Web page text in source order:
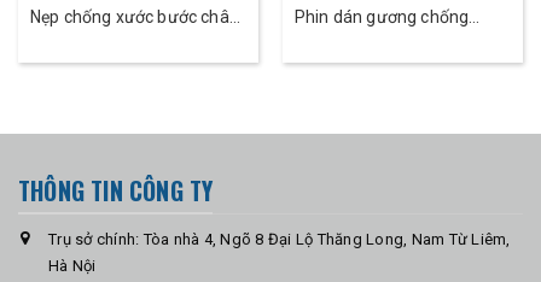
Nẹp chống xước bước chân
Phin dán gương chống
THÔNG TIN CÔNG TY
Trụ sở chính: Tòa nhà 4, Ngõ 8 Đại Lộ Thăng Long, Nam Từ Liêm,
Hà Nội